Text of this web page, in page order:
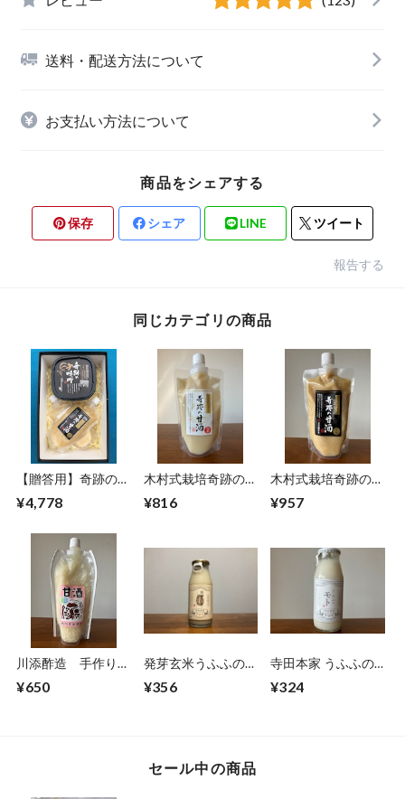
送料・配送方法について
お支払い方法について
商品をシェアする
保存 シェア LINE ツイート
報告する
同じカテゴリの商品
【贈答用】奇跡の味
セット 究極の一
¥4,778
木村式栽培奇跡の甘
¥816
木村式栽培奇跡の甘
¥957
川添酢造 手作り甘
¥650
発芽玄米うふふのモ
¥356
寺田本家 うふふの
¥324
セール中の商品